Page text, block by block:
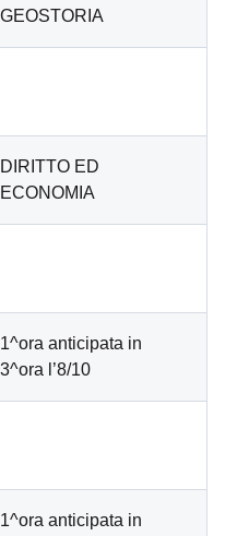
GEOSTORIA
DIRITTO ED
ECONOMIA
1^ora anticipata in
3^ora l’8/10
1^ora anticipata in